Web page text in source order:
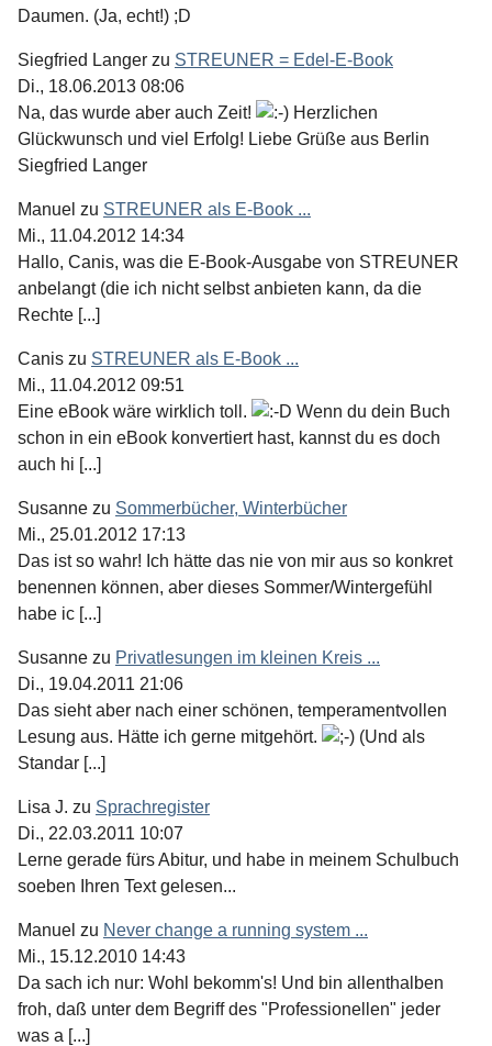
Daumen. (Ja, echt!) ;D
Siegfried Langer zu STREUNER = Edel-E-Book
Di., 18.06.2013 08:06
Na, das wurde aber auch Zeit!
Herzlichen
Glückwunsch und viel Erfolg! Liebe Grüße aus Berlin
Siegfried Langer
Manuel zu STREUNER als E-Book ...
Mi., 11.04.2012 14:34
Hallo, Canis, was die E-Book-Ausgabe von STREUNER
anbelangt (die ich nicht selbst anbieten kann, da die
Rechte [...]
Canis zu STREUNER als E-Book ...
Mi., 11.04.2012 09:51
Eine eBook wäre wirklich toll.
Wenn du dein Buch
schon in ein eBook konvertiert hast, kannst du es doch
auch hi [...]
Susanne zu Sommerbücher, Winterbücher
Mi., 25.01.2012 17:13
Das ist so wahr! Ich hätte das nie von mir aus so konkret
benennen können, aber dieses Sommer/Wintergefühl
habe ic [...]
Susanne zu Privatlesungen im kleinen Kreis ...
Di., 19.04.2011 21:06
Das sieht aber nach einer schönen, temperamentvollen
Lesung aus. Hätte ich gerne mitgehört.
(Und als
Standar [...]
Lisa J. zu Sprachregister
Di., 22.03.2011 10:07
Lerne gerade fürs Abitur, und habe in meinem Schulbuch
soeben Ihren Text gelesen...
Manuel zu Never change a running system ...
Mi., 15.12.2010 14:43
Da sach ich nur: Wohl bekomm's! Und bin allenthalben
froh, daß unter dem Begriff des "Professionellen" jeder
was a [...]